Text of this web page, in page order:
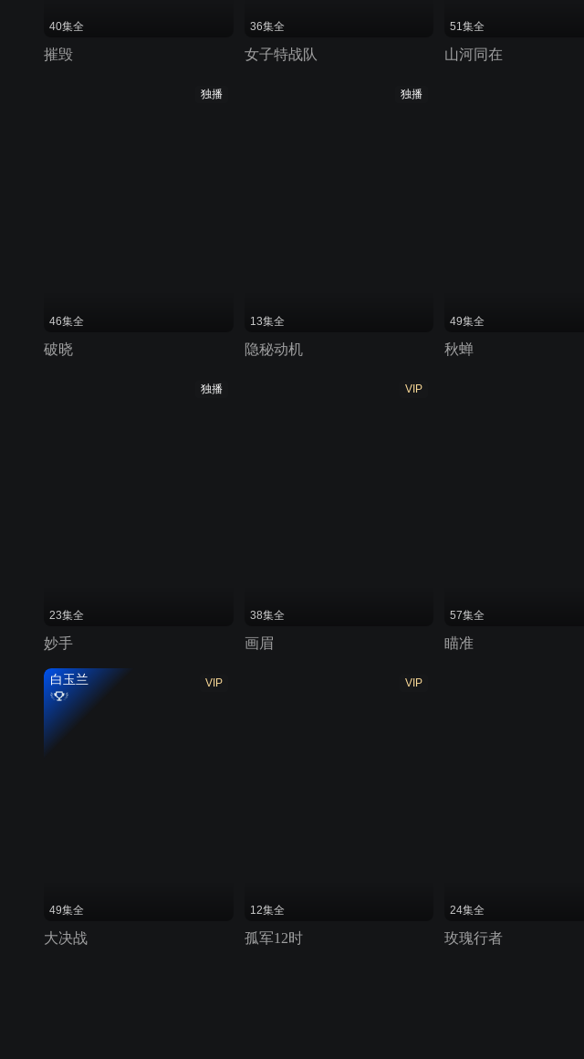
40集全
摧毁
36集全
女子特战队
51集全
山河同在
独播
46集全
破晓
独播
13集全
隐秘动机
49集全
秋蝉
独播
23集全
妙手
VIP
38集全
画眉
57集全
瞄准
VIP
白玉兰
49集全
大决战
VIP
12集全
孤军12时
24集全
玫瑰行者